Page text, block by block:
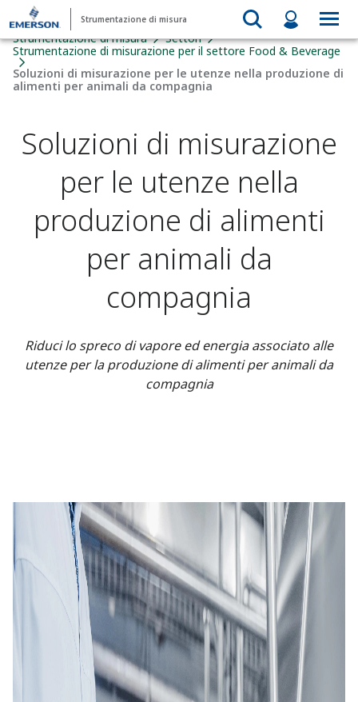
Strumentazione di misura
Strumentazione di misura
Settori
Strumentazione di misurazione per il settore Food & Beverage​
Soluzioni di misurazione per le utenze nella produzione di
alimenti per animali da compagnia
Soluzioni di misurazione
per le utenze nella
produzione di alimenti
per animali da
compagnia
Riduci lo spreco di vapore ed energia associato alle
utenze per la produzione di alimenti per animali da
compagnia